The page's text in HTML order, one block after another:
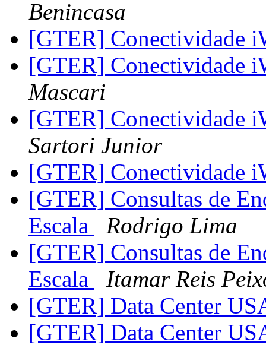
Benincasa
[GTER] Conectividade
[GTER] Conectividade
Mascari
[GTER] Conectividade
Sartori Junior
[GTER] Conectividade
[GTER] Consultas de
Escala
Rodrigo Lima
[GTER] Consultas de
Escala
Itamar Reis
[GTER] Data Center
[GTER] Data Center